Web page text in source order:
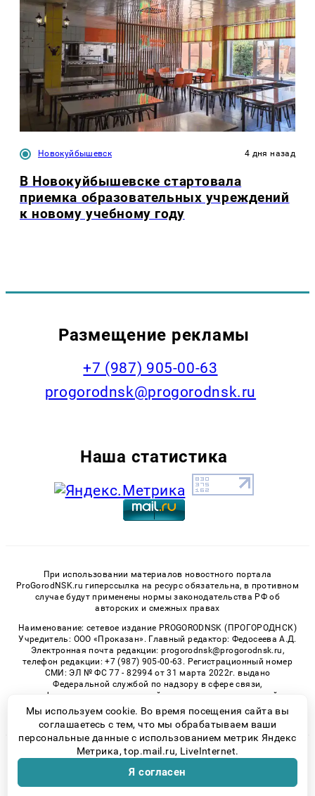
Новокуйбышевск 4 дня назад
В Новокуйбышевске стартовала
приемка образовательных учреждений
к новому учебному году
Размещение рекламы
+7 (987) 905-00-63
progorodnsk@progorodnsk.ru
Наша статистика
При использовании материалов новостного портала
ProGorodNSK.ru гиперссылка на ресурс обязательна, в противном
случае будут применены нормы законодательства РФ об
авторских и смежных правах
Наименование: сетевое издание PROGORODNSK (ПРОГОРОДНСК)
Учредитель: ООО «Проказан». Главный редактор: Федосеева А.Д.
Электронная почта редакции: progorodnsk@progorodnsk.ru,
телефон редакции: +7 (987) 905-00-63. Регистрационный номер
СМИ: ЭЛ № ФС 77 - 82994 от 31 марта 2022г. выдано
Федеральной службой по надзору в сфере связи,
информационных технологий и массовых коммуникаций.
Возрастная категория сайта 16+.
© 2026 «progorodnsk» | Все права защищены
Возрастная категория сайта 16+
Политика конфиденциальности
Мы используем cookie. Во время посещения сайта вы
соглашаетесь с тем, что мы обрабатываем ваши
персональные данные с использованием метрик Яндекс
Метрика, top.mail.ru, LiveInternet.
Я согласен